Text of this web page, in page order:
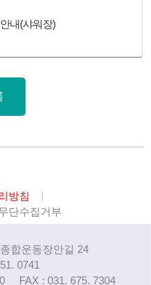
내(샤워장)
방침
단수집거부
합운동장안길 24
0741
FAX : 031. 675. 7304